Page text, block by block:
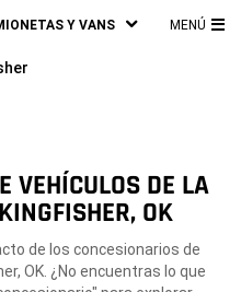
Y VANS MENÚ
VEHÍCULOS DE LA
OK
de los concesionarios de
OK. ¿No encuentras lo que